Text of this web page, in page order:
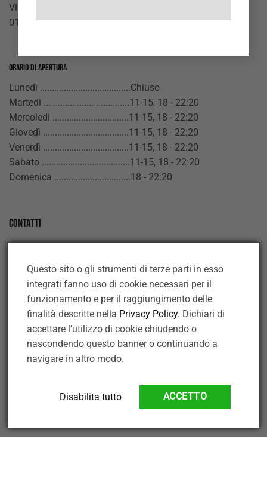
Via della Repubblica n°100
01033, Civita Castellana (VT)
Orario di apertura
Lunedì ......................................Chiuso
Martedì ....................................11-15, 18 - 22:20
Mercoledì ................................11-15, 18 - 22:20
Giovedì ....................................11-15, 18 - 22:20
Venerdì ....................................11-15, 18 - 22:20
Sabato .....................................11-15, 18 - 22:20
Domenica ................................18 - 22:20
Contatti
Tel: +390761 513314
info@leghiottoneriedelmoro.it
Non si accettano ordini e/o prenotazioni via
mail.
Le Ghiottonerie del Moro- Nuova Faleri SAS,
Questo sito o gli strumenti di terze parti in esso
integrati fanno uso di cookie necessari per il
funzionamento e per il raggiungimento delle
finalità descritte nella Privacy Policy. Dichiari di
accettare l’utilizzo di cookie chiudendo o
nascondendo questo banner o continuando a
navigare in altro modo.
ACCETTO
Disabilita tutto